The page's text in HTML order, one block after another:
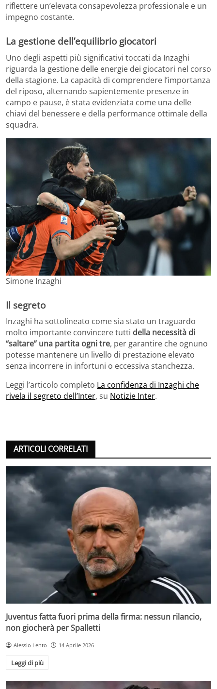
riflettere un’elevata consapevolezza professionale e un
impegno costante.
La gestione dell’equilibrio giocatori
Uno degli aspetti più significativi toccati da Inzaghi
riguarda la gestione delle energie dei giocatori nel corso
della stagione. La capacità di comprendere l’importanza
del riposo, alternando sapientemente presenze in
campo e pause, è stata evidenziata come una delle
chiavi del benessere e della performance ottimale della
squadra.
Simone Inzaghi
Il segreto
Inzaghi ha sottolineato come sia stato un traguardo
molto importante convincere tutti della necessità di
“saltare” una partita ogni tre, per garantire che ognuno
potesse mantenere un livello di prestazione elevato
senza incorrere in infortuni o eccessiva stanchezza.
Leggi l’articolo completo La confidenza di Inzaghi che
rivela il segreto dell’Inter, su Notizie Inter.
ARTICOLI CORRELATI
Juventus fatta fuori prima della firma: nessun rilancio,
non giocherà per Spalletti
Alessio Lento 14 Aprile 2026
Leggi di più